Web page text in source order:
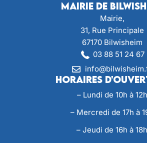
Mairie de
Mairie,
31, Rue Principale
67170 Bilwisheim
03 88 51 24 67
Horaires
– Lundi de 10h à 12h
– Mercredi de 17h à
– Jeudi de 16h à 18h